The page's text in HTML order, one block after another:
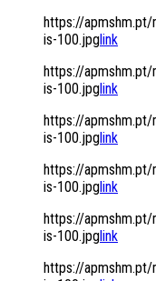
https://
is-100.jpglink
https://
is-100.jpglink
https://
is-100.jpglink
https://
is-100.jpglink
https://
is-100.jpglink
https://